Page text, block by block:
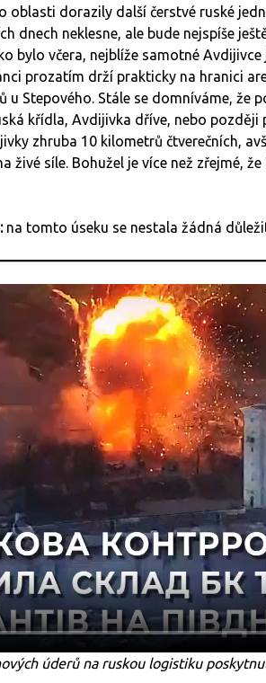
oblasti dorazily další čerstvé ruské
dnech neklesne, ale bude nejspíše
bylo včera, nejblíže samotné
prozatím drží prakticky na hranici
u Stepového. Stále se domníváme, že
křídla, Avdijivka dříve, nebo později
zhruba 10 kilometrů čtverečních,
živé síle. Bohužel je více než zřejmé,
na tomto úseku se nestala žádná
úderů na ruskou logistiku